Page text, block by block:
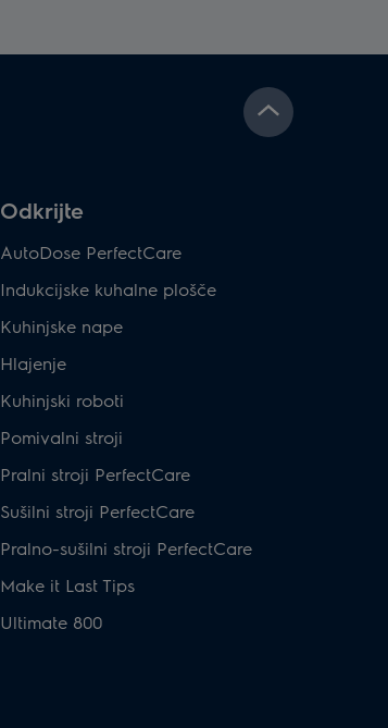
Odkrijte
AutoDose PerfectCare
Indukcijske kuhalne plošče
Kuhinjske nape
Hlajenje
Kuhinjski roboti
Pomivalni stroji
Pralni stroji PerfectCare
Sušilni stroji PerfectCare
Pralno-sušilni stroji PerfectCare
Make it Last Tips
Ultimate 800